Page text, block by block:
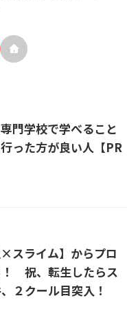
門学校で学べること
った方が良い人【PR
スライム】からプロ
！ 祝、転生したらス
２クール目突入！